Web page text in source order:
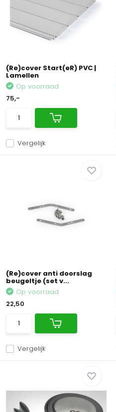
(Re)cover Start(eR) PVC |
Lamellen
Vergelijk
Op voorraad
75,-
(Re)cover anti doorslag
beugeltje (set v...
Vergelijk
Op voorraad
22,50